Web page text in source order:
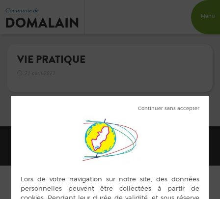
Commune de
DOMALAIN Menu
VIE PRATIQUE